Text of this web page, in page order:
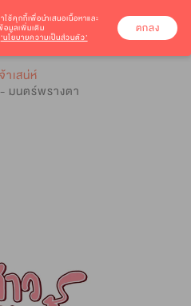
าเสน่ห์
มนตร์พรางตา
าใช้คุกกี้เพื่อนำเสนอเนื้อหาและ
มูลเพิ่มเติม
‘นโยบายความเป็นส่วนตัว’
ตกลง